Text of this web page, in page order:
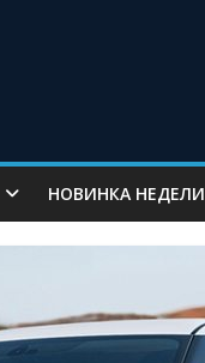
НОВИНКА НЕДЕЛИ